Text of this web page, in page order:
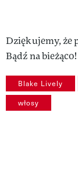
Dziękujemy, że
Bądź na bieżąco!
Blake Lively
włosy